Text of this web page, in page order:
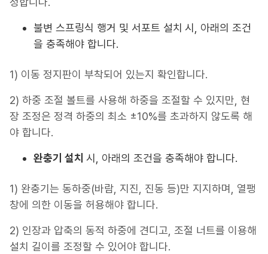
불변 스프링식 행거 및 서포트 설치 시, 아래의 조건
을 충족해야 합니다.
1) 이동 정지판이 부착되어 있는지 확인합니다.
2) 하중 조절 볼트를 사용해 하중을 조절할 수 있지만, 현
장 조정은 정격 하중의 최소 ±10%를 초과하지 않도록 해
야 합니다.
완충기 설치 시, 아래의 조건을 충족해야 합니다.
1) 완충기는 동하중(바람, 지진, 진동 등)만 지지하며, 열팽
창에 의한 이동을 허용해야 합니다.
2) 인장과 압축의 동적 하중에 견디고, 조절 너트를 이용해
설치 길이를 조정할 수 있어야 합니다.